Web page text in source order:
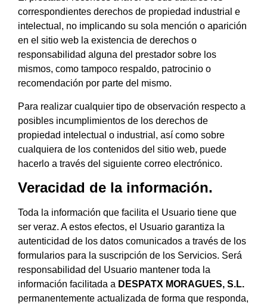
correspondientes derechos de propiedad industrial e
intelectual, no implicando su sola mención o aparición
en el sitio web la existencia de derechos o
responsabilidad alguna del prestador sobre los
mismos, como tampoco respaldo, patrocinio o
recomendación por parte del mismo.
Para realizar cualquier tipo de observación respecto a
posibles incumplimientos de los derechos de
propiedad intelectual o industrial, así como sobre
cualquiera de los contenidos del sitio web, puede
hacerlo a través del siguiente correo electrónico.
Veracidad de la información.
Toda la información que facilita el Usuario tiene que
ser veraz. A estos efectos, el Usuario garantiza la
autenticidad de los datos comunicados a través de los
formularios para la suscripción de los Servicios. Será
responsabilidad del Usuario mantener toda la
información facilitada a DESPATX MORAGUES, S.L.
permanentemente actualizada de forma que responda,